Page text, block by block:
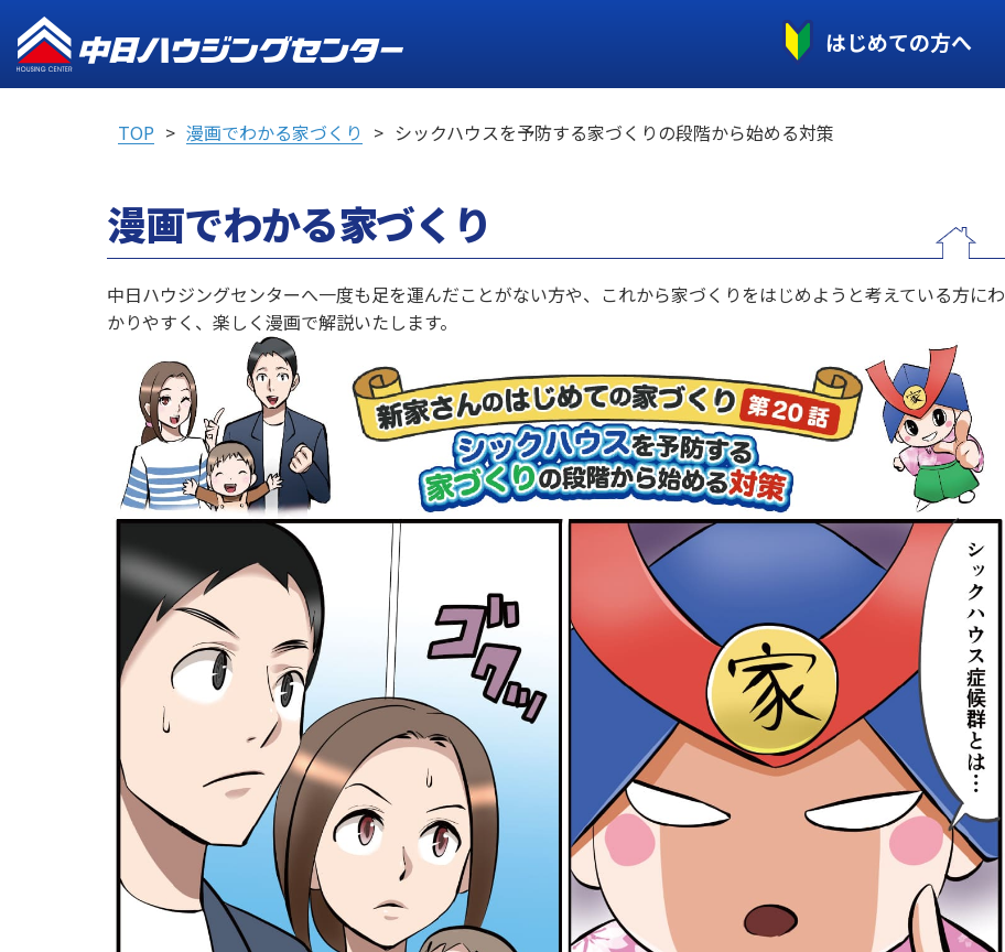
はじめての方へ
TOP 漫画でわかる家づくり シックハウスを予防する家づくりの段階から始める対策
漫画でわかる家づくり
中日ハウジングセンターへ一度も足を運んだことがない方や、これから家づくりをはじめようと考えている方にわ
かりやすく、楽しく漫画で解説いたします。